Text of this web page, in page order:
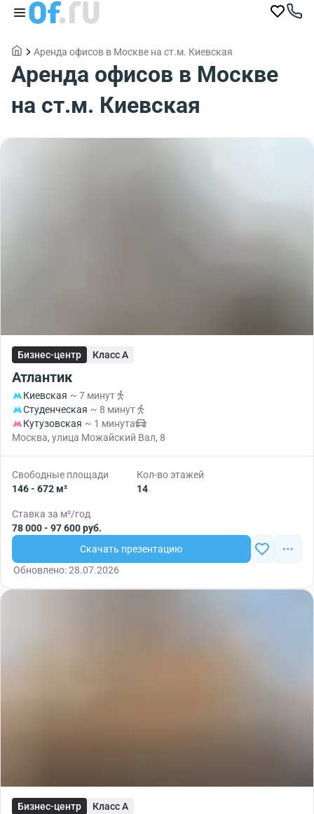
Аренда офисов в Москве на ст.м. Киевская
Аренда офисов в Москве
на ст.м. Киевская
Бизнес-центр Класс A
Атлантик
Киевская ~ 7 минут
Студенческая ~ 8 минут
Кутузовская ~ 1 минута
Москва, улица Можайский Вал, 8
Свободные площади
146 - 672 м²
Кол-во этажей
14
Ставка за м²/год
78 000 - 97 600 руб.
Скачать презентацию
Обновлено: 28.07.2026
Бизнес-центр Класс A